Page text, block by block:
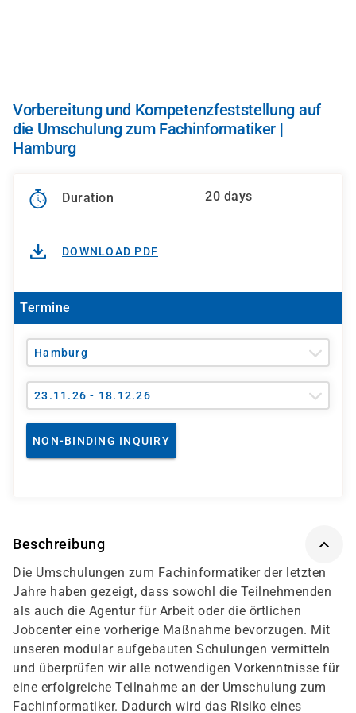
Vorbereitung und Kompetenzfeststellung auf
die Umschulung zum Fachinformatiker |
Hamburg
Duration 20 days
DOWNLOAD PDF
Termine
Hamburg
23.11.26 - 18.12.26
NON-BINDING INQUIRY
Beschreibung
Die Umschulungen zum Fachinformatiker der letzten
Jahre haben gezeigt, dass sowohl die Teilnehmenden
als auch die Agentur für Arbeit oder die örtlichen
Jobcenter eine vorherige Maßnahme bevorzugen. Mit
unseren modular aufgebauten Schulungen vermitteln
und überprüfen wir alle notwendigen Vorkenntnisse für
eine erfolgreiche Teilnahme an der Umschulung zum
Fachinformatiker. Dadurch wird das Risiko eines